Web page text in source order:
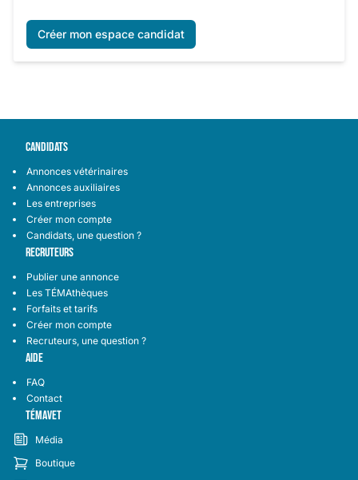
Créer mon espace candidat
CANDIDATS
Annonces vétérinaires
Annonces auxiliaires
Les entreprises
Créer mon compte
Candidats, une question ?
RECRUTEURS
Publier une annonce
Les TÉMAthèques
Forfaits et tarifs
Créer mon compte
Recruteurs, une question ?
AIDE
FAQ
Contact
TÉMAVET
Média
Boutique